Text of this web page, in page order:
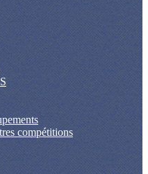
compétitions